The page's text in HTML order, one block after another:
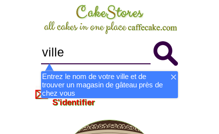
Entrez le nom de votre ville et de
trouver un magasin de gâteau près de
chez vous
Devenir magasin
S'identifier